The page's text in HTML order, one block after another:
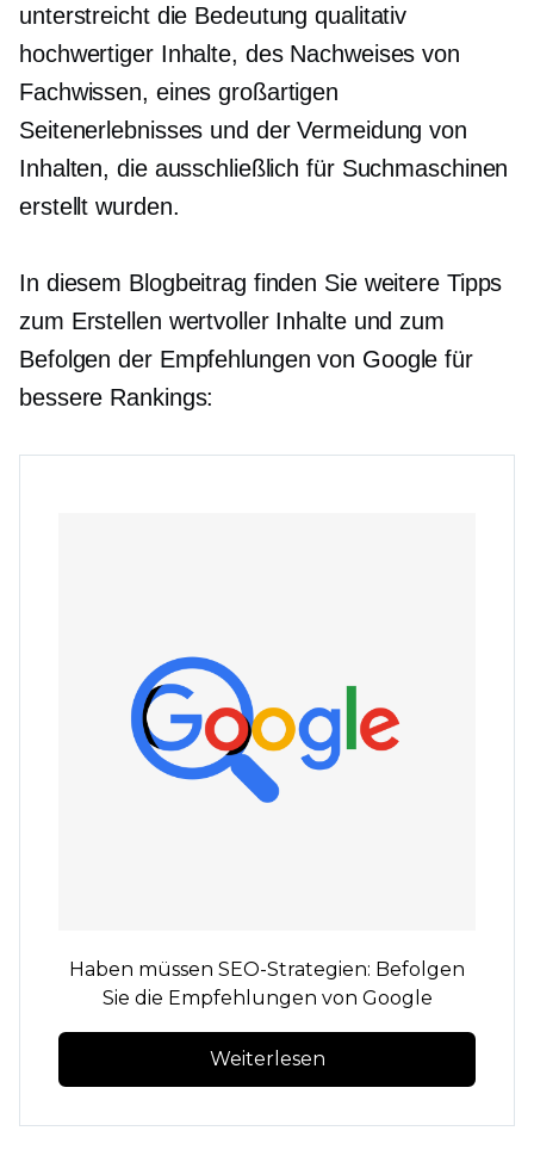
unterstreicht die Bedeutung qualitativ
hochwertiger Inhalte, des Nachweises von
Fachwissen, eines großartigen
Seitenerlebnisses und der Vermeidung von
Inhalten, die ausschließlich für Suchmaschinen
erstellt wurden.
In diesem Blogbeitrag finden Sie weitere Tipps
zum Erstellen wertvoller Inhalte und zum
Befolgen der Empfehlungen von Google für
bessere Rankings:
Haben müssen SEO-Strategien: Befolgen
Sie die Empfehlungen von Google
Weiterlesen